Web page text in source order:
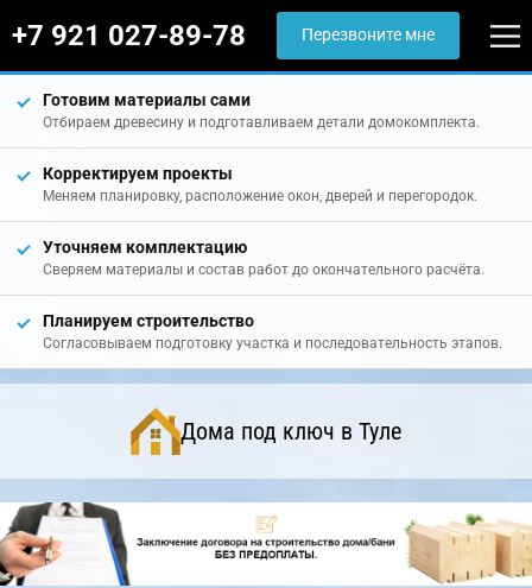
+7 921 027-89-78 Перезвоните мне
Готовим материалы сами
Отбираем древесину и подготавливаем детали домокомплекта.
Корректируем проекты
Меняем планировку, расположение окон, дверей и перегородок.
Уточняем комплектацию
Сверяем материалы и состав работ до окончательного расчёта.
Планируем строительство
Согласовываем подготовку участка и последовательность этапов.
Дома под ключ в Туле